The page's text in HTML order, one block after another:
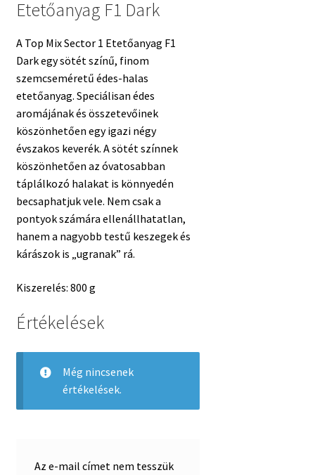
Etetőanyag F1 Dark
A Top Mix Sector 1 Etetőanyag F1
Dark egy sötét színű, finom
szemcseméretű édes-halas
etetőanyag. Speciálisan édes
aromájának és összetevőinek
köszönhetően egy igazi négy
évszakos keverék. A sötét színnek
köszönhetően az óvatosabban
táplálkozó halakat is könnyedén
becsaphatjuk vele. Nem csak a
pontyok számára ellenállhatatlan,
hanem a nagyobb testű keszegek és
kárászok is „ugranak” rá.
Kiszerelés: 800 g
Értékelések
Még nincsenek
értékelések.
Az e-mail címet nem tesszük